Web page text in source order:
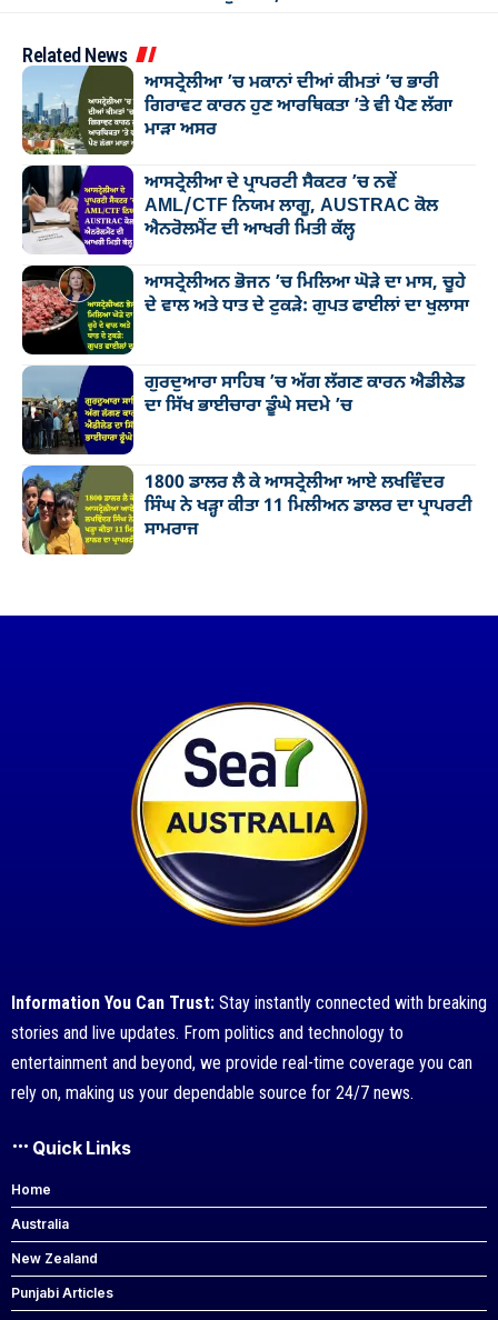
Related News
ਆਸਟ੍ਰੇਲੀਆ ’ਚ ਮਕਾਨਾਂ ਦੀਆਂ ਕੀਮਤਾਂ ’ਚ ਭਾਰੀ
ਗਿਰਾਵਟ ਕਾਰਨ ਹੁਣ ਆਰਥਿਕਤਾ ’ਤੇ ਵੀ ਪੈਣ ਲੱਗਾ
ਮਾੜਾ ਅਸਰ
ਆਸਟ੍ਰੇਲੀਆ ਦੇ ਪ੍ਰਾਪਰਟੀ ਸੈਕਟਰ ’ਚ ਨਵੇਂ
AML/CTF ਨਿਯਮ ਲਾਗੂ, AUSTRAC ਕੋਲ
ਐਨਰੋਲਮੈਂਟ ਦੀ ਆਖਰੀ ਮਿਤੀ ਕੱਲ੍ਹ
ਆਸਟ੍ਰੇਲੀਅਨ ਭੋਜਨ ’ਚ ਮਿਲਿਆ ਘੋੜੇ ਦਾ ਮਾਸ, ਚੂਹੇ
ਦੇ ਵਾਲ ਅਤੇ ਧਾਤ ਦੇ ਟੁਕੜੇ: ਗੁਪਤ ਫਾਈਲਾਂ ਦਾ ਖੁਲਾਸਾ
ਗੁਰਦੁਆਰਾ ਸਾਹਿਬ ’ਚ ਅੱਗ ਲੱਗਣ ਕਾਰਨ ਐਡੀਲੇਡ
ਦਾ ਸਿੱਖ ਭਾਈਚਾਰਾ ਡੂੰਘੇ ਸਦਮੇ ’ਚ
1800 ਡਾਲਰ ਲੈ ਕੇ ਆਸਟ੍ਰੇਲੀਆ ਆਏ ਲਖਵਿੰਦਰ
ਸਿੰਘ ਨੇ ਖੜ੍ਹਾ ਕੀਤਾ 11 ਮਿਲੀਅਨ ਡਾਲਰ ਦਾ ਪ੍ਰਾਪਰਟੀ
ਸਾਮਰਾਜ
Information You Can Trust: Stay instantly connected with breaking
stories and live updates. From politics and technology to
entertainment and beyond, we provide real-time coverage you can
rely on, making us your dependable source for 24/7 news.
Quick Links
Home
Australia
New Zealand
Punjabi Articles